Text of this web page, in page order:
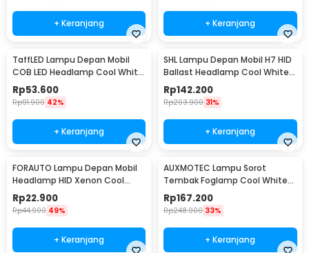
+ Keranjang + Keranjang
TaffLED Lampu Depan Mobil
COB LED Headlamp Cool White
IP65 32V H4/9003 - S2
Rp53.600
Rp91.900 42%
+ Keranjang
SHL Lampu Depan Mobil H7 HID
Ballast Headlamp Cool White
55W 12V 2PCS - RSVR
Rp142.200
Rp203.900 31%
+ Keranjang
FORAUTO Lampu Depan Mobil
Headlamp HID Xenon Cool
White 35W 12V 1 PCS H1
Rp22.900
Rp44.900 49%
+ Keranjang
AUXMOTEC Lampu Sorot
Tembak Foglamp Cool White
IP67 108W 9-50V 20cm 36 LED -
A8
Rp167.200
Rp248.900 33%
+ Keranjang